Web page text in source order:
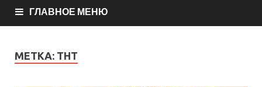
ГЛАВНОЕ МЕНЮ
МЕТКА: ТНТ